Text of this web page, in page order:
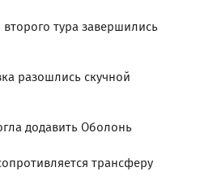
тура завершились
разошлись скучной
додавить Оболонь
трансферу